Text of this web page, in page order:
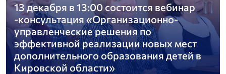
13 декабря в 13:00 состоится вебинар
-консультация «Организационно-
управленческие решения по
эффективной реализации новых мест
дополнительного образования детей в
Кировской области»